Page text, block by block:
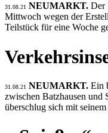
31.08.21 NEUMARKT. Der
Mittwoch wegen der
Teilstück für eine Woche
31.08.21 NEUMARKT. Ein
zwischen Batzhausen und
überschlug sich mit